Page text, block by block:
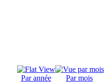
Par année Par mois